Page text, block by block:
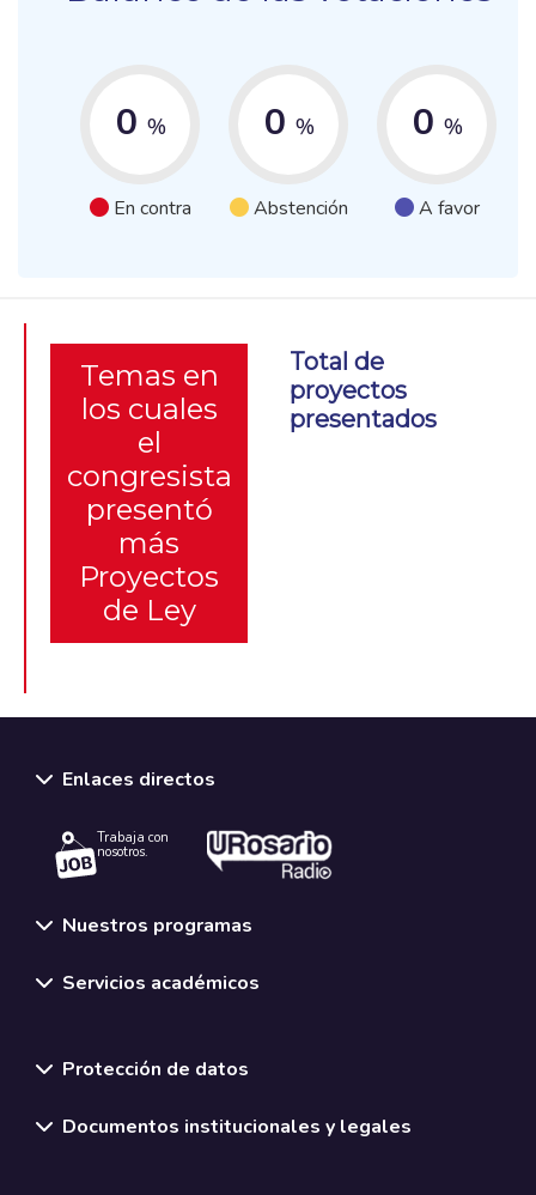
0 %
En contra
0 %
Abstención
0 %
A favor
Temas en
los cuales
el
congresista
presentó
más
Proyectos
de Ley
Total de
proyectos
presentados
Enlaces directos
Trabaja con
nosotros.
Nuestros programas
Servicios académicos
Protección de datos
Documentos institucionales y legales